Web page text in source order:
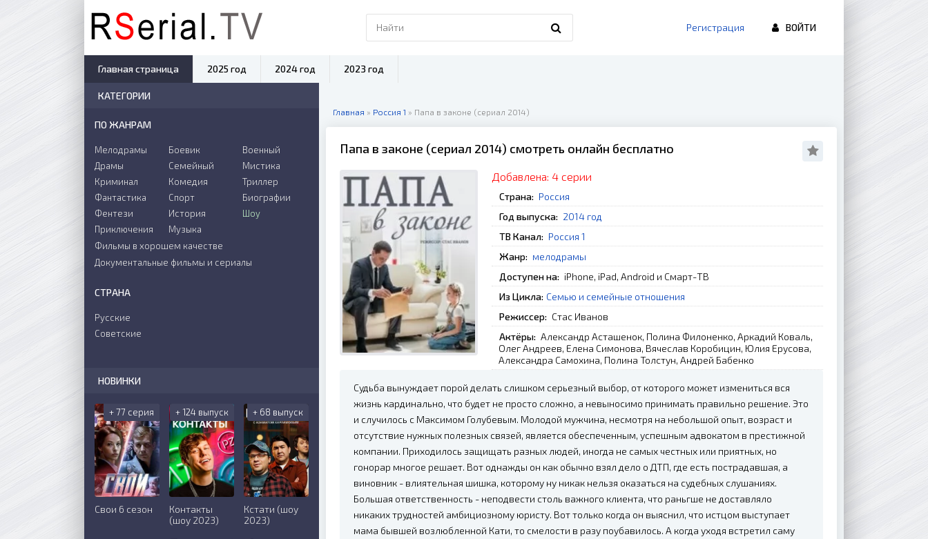
Главная » Россия 1 » Папа в законе (сериал 2014)
Папа в законе (сериал 2014) смотреть онлайн бесплатно
Добавлена: 4 серии
Страна: Россия
Год выпуска: 2014 год
ТВ Канал: Россия 1
Жанр: мелодрамы
Доступен на: iPhone, iPad, Android и Смарт-ТВ
Из Цикла: Семью и семейные отношения
Режиссер: Стас Иванов
Актёры: Александр Асташенок, Полина Филоненко, Аркадий Коваль,
Олег Андреев, Елена Симонова, Вячеслав Коробицин, Юлия Ерусова,
Александра Самохина, Полина Толстун, Андрей Бабенко
Судьба вынуждает порой делать слишком серьезный выбор, от которого может измениться вся
жизнь кардинально, что будет не просто сложно, а невыносимо принимать правильно решение. Это
и случилось с Максимом Голубевым. Молодой мужчина, несмотря на небольшой опыт, возраст и
отсутствие нужных полезных связей, является обеспеченным, успешным адвокатом в престижной
компании. Приходилось защищать разных людей, иногда не самых честных или приятных, но
гонорар многое решает. Вот однажды он как обычно взял дело о ДТП, где есть пострадавшая, а
виновник - влиятельная шишка, которому ну никак нельзя оказаться на судебных слушаниях.
Большая ответственность - неподвести столь важного клиента, что раньгше не доставляло
никаких трудностей амбициозному юристу. Вот только когда он выяснил, что истцом выступает
мама бывшей возлюбленной Кати, то смелости в разу поубавилось. А когда уходя встретил саму
КАТЕГОРИИ
ПО ЖАНРАМ
Мелодрамы
Драмы
Криминал
Боевик
Семейный
Комедия
Военный
Мистика
Триллер
Фантастика
Фентези
Приключения
Спорт
История
Музыка
Биографии
Шоу
Фильмы в хорошем качестве
Документальные фильмы и сериалы
СТРАНА
Русские
Советские
НОВИНКИ
+ 77 серия
Свои 6 сезон
+ 124 выпуск
Контакты
(шоу 2023)
+ 68 выпуск
Кстати (шоу
2023)
Регистрация ВОЙТИ
Главная страница 2025 год 2024 год 2023 год